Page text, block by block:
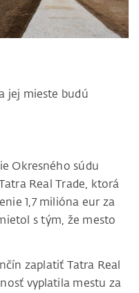
jej mieste budú
Okresného súdu
Real Trade, ktorá
1,7 milióna eur za
s tým, že mesto
zaplatiť Tatra Real
vyplatila mestu za